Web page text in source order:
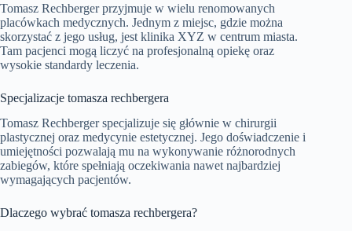
Tomasz Rechberger przyjmuje w wielu renomowanych
placówkach medycznych. Jednym z miejsc, gdzie można
skorzystać z jego usług, jest klinika XYZ w centrum miasta.
Tam pacjenci mogą liczyć na profesjonalną opiekę oraz
wysokie standardy leczenia.
Specjalizacje tomasza rechbergera
Tomasz Rechberger specjalizuje się głównie w chirurgii
plastycznej oraz medycynie estetycznej. Jego doświadczenie i
umiejętności pozwalają mu na wykonywanie różnorodnych
zabiegów, które spełniają oczekiwania nawet najbardziej
wymagających pacjentów.
Dlaczego wybrać tomasza rechbergera?